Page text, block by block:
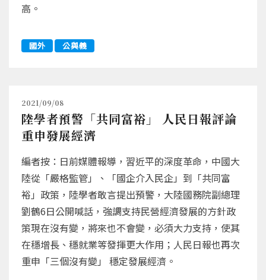
高。
國外 公與義
2021/09/08
陸學者預警「共同富裕」 人民日報評論
重申發展經濟
編者按：日前媒體報導，習近平的深度革命，中國大
陸從「嚴格監管」、「國企介入民企」到「共同富
裕」政策，陸學者敢言提出預警，大陸國務院副總理
劉鶴6日公開喊話，強調支持民營經濟發展的方針政
策現在沒有變，將來也不會變，必須大力支持，使其
在穩增長、穩就業等發揮更大作用；人民日報也再次
重申「三個沒有變」 穩定發展經濟。